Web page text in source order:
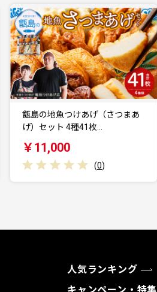
【10営業日以内発送】飲み干し
たくなる！ しゃぶし…
￥7,000
(0)
人気ランキング
キャンペーン・特集